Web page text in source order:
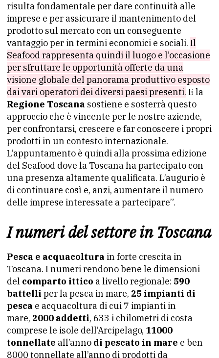
risulta fondamentale per dare continuità alle
imprese e per assicurare il mantenimento del
prodotto sul mercato con un conseguente
vantaggio per in termini economici e sociali. Il
Seafood rappresenta quindi il luogo e l’occasione
per sfruttare le opportunità offerte da una
visione globale del panorama produttivo esposto
dai vari operatori dei diversi paesi presenti. E la
Regione Toscana sostiene e sosterrà questo
approccio che è vincente per le nostre aziende,
per confrontarsi, crescere e far conoscere i propri
prodotti in un contesto internazionale.
L’appuntamento è quindi alla prossima edizione
del Seafood dove la Toscana ha partecipato con
una presenza altamente qualificata. L’augurio è
di continuare così e, anzi, aumentare il numero
delle imprese interessate a partecipare”.
I numeri del settore in Toscana
Pesca e acquacoltura in forte crescita in
Toscana. I numeri rendono bene le dimensioni
del comparto ittico a livello regionale: 590
battelli per la pesca in mare, 25 impianti di
pesca e acquacoltura di cui 7 impianti in
mare, 2000 addetti, 633 i chilometri di costa
comprese le isole dell’Arcipelago, 11000
tonnellate all’anno di pescato in mare e ben
8000 tonnellate all’anno di prodotti da